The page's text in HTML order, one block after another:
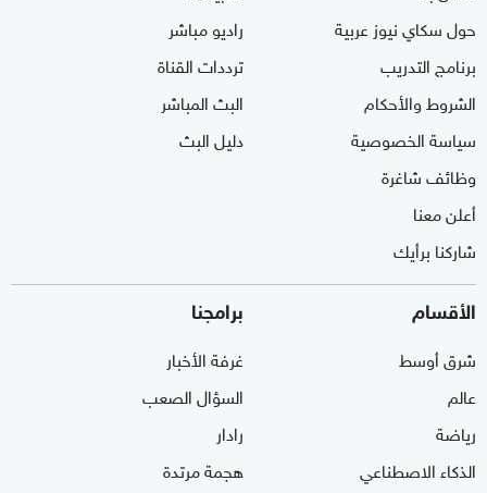
حول سكاي نيوز عربية
برنامج التدريب
الشروط والأحكام
سياسة الخصوصية
وظائف شاغرة
أعلن معنا
شاركنا برأيك
راديو مباشر
ترددات القناة
البث المباشر
دليل البث
الأقسام
شرق أوسط
عالم
رياضة
الذكاء الاصطناعي
برامجنا
غرفة الأخبار
السؤال الصعب
رادار
هجمة مرتدة